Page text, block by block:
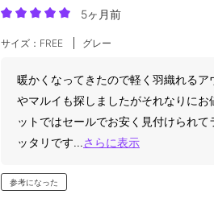
5ヶ月前
サイズ：FREE グレー
暖かくなってきたので軽く羽織れる
やマルイも探しましたがそれなりに
ットではセールでお安く見付けられ
ッタリです... さらに表示
参考になった